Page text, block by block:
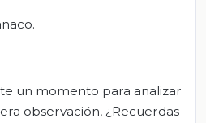
un momento para analizar
observación, ¿Recuerdas